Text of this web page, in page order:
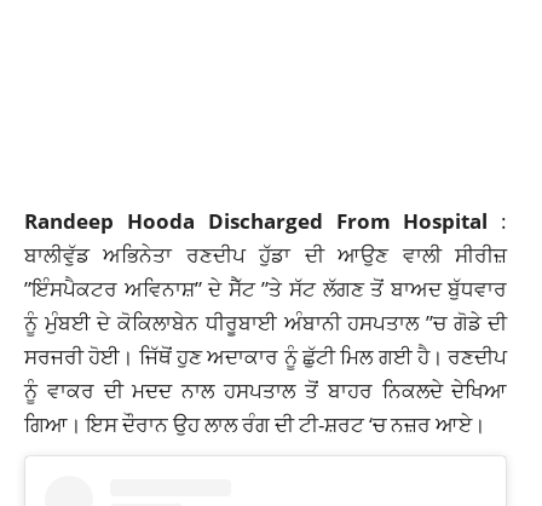
Randeep Hooda Discharged From Hospital :
ਬਾਲੀਵੁੱਡ ਅਭਿਨੇਤਾ ਰਣਦੀਪ ਹੁੱਡਾ ਦੀ ਆਉਣ ਵਾਲੀ ਸੀਰੀਜ਼
”ਇੰਸਪੈਕਟਰ ਅਵਿਨਾਸ਼” ਦੇ ਸੈੱਟ ”ਤੇ ਸੱਟ ਲੱਗਣ ਤੋਂ ਬਾਅਦਬੁੱਧਵਾਰ
ਨੂੰ ਮੁੰਬਈ ਦੇ ਕੋਕਿਲਾਬੇਨ ਧੀਰੂਬਾਈ ਅੰਬਾਨੀ ਹਸਪਤਾਲ”ਚ ਗੋਡੇ ਦੀ
ਸਰਜਰੀ ਹੋਈ। ਜਿੱਥੋਂ ਹੁਣ ਅਦਾਕਾਰ ਨੂੰ ਛੁੱਟੀ ਮਿਲ ਗਈ ਹੈ। ਰਣਦੀਪ
ਨੂੰ ਵਾਕਰ ਦੀ ਮਦਦ ਨਾਲ ਹਸਪਤਾਲ ਤੋਂ ਬਾਹਰ ਨਿਕਲਦੇ ਦੇਖਿਆ
ਗਿਆ। ਇਸ ਦੌਰਾਨ ਉਹ ਲਾਲ ਰੰਗ ਦੀ ਟੀ-ਸ਼ਰਟ ‘ਚ ਨਜ਼ਰ ਆਏ।